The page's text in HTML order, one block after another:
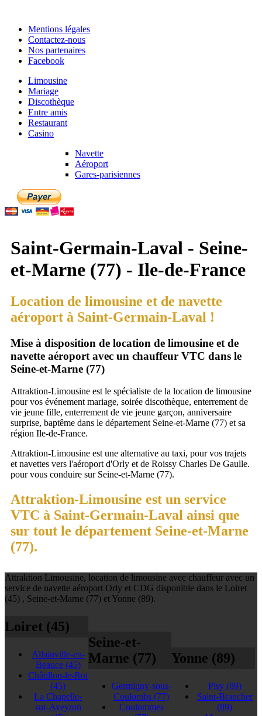
Mentions légales
Contactez-nous
Nos partenaires
Facebook
Limousine
Mariage
Discothèque
Entre amis
Restaurant
Casino
Navette
Aéroport
Gares-parisiennes
Saint-Germain-Laval - Seine-
et-Marne (77) - Ile-de-France
Location de limousine et de navette
aéroport à Saint-Germain-Laval !
Mise à disposition de location de limousine et de
navette aéroport avec un chauffeur VTC dans le
Seine-et-Marne (77)
Attraktion-Limousine est le spécialiste de la location de limousine
pour vos événement mariage, soirée discothèque, enterrement de
vie jeune fille, enterrement de vie jeune garçon, anniversaire
surprise, baptême dans le département Seine-et-Marne (77) et sa
région Ile-de-France.
Attraktion-Limousine est une alternative au taxi, pour vos trajets
et navettes vers l'aéroport d'Orly et de Roissy Charles De Gaulle.
pour vous conduire sur Seine-et-Marne (77).
Attraktion-Limousine est un service
VTC à Saint-Germain-Laval ainsi que
sur tout le département Seine-et-Marne
(77).
Attraktion Limousine, location de limousine avec chauffeur avec un
service de navette aéroport Orly et CDG disponible dans le Loiret
(45) , Seine-et-Marne (77) et Yonne (89).
Loiret (45)
Allainville-en-
Beauce (45)
Châtillon-le-Roi
(45)
La Chapelle-
sur-Aveyron
Seine-et-
Marne (77)
Germigny-sous-
Coulombs(77)
Coulommes
Yonne (89)
Pisy (89)
Saint-Brancher
(89)